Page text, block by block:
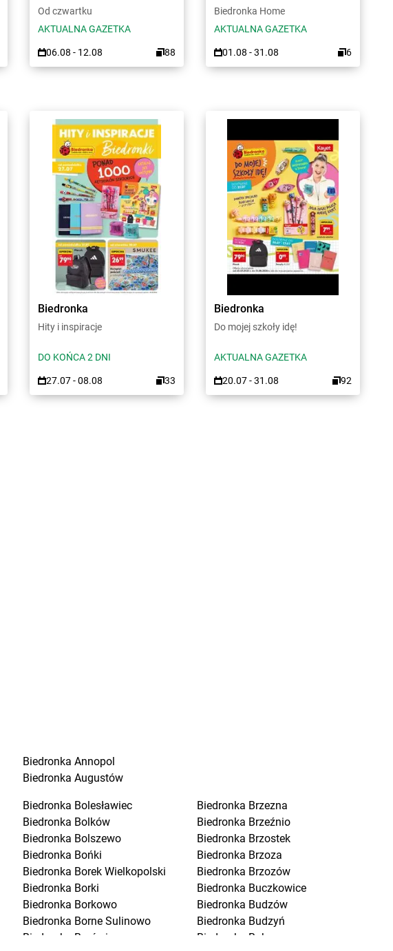
Od czwartku
AKTUALNA GAZETKA
06.08 - 12.08 88
Biedronka Home
AKTUALNA GAZETKA
01.08 - 31.08 6
Biedronka
Hity i inspiracje
DO KOŃCA 2 DNI
27.07 - 08.08 33
Biedronka
Do mojej szkoły idę!
AKTUALNA GAZETKA
20.07 - 31.08 92
Biedronka Annopol
Biedronka Augustów
Biedronka Bolesławiec
Biedronka Bolków
Biedronka Bolszewo
Biedronka Bońki
Biedronka Borek Wielkopolski
Biedronka Borki
Biedronka Borkowo
Biedronka Borne Sulinowo
Biedronka
Borówiec
Biedronka Brzezna
Biedronka Brzeźnio
Biedronka Brzostek
Biedronka Brzoza
Biedronka Brzozów
Biedronka Buczkowice
Biedronka Budzów
Biedronka Budzyń
Biedronka
Buk